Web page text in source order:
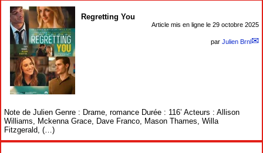
Regretting You
Note de Julien Genre : Drame, romance Durée : 116’ Acteurs : Allison
Williams, Mckenna Grace, Dave Franco, Mason Thames, Willa
Fitzgerald, (…)
Article mis en ligne le 29 octobre 2025
par Julien Brnl